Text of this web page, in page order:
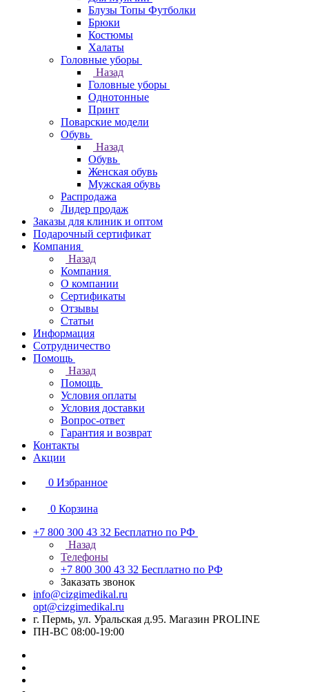
Блузы Топы Футболки
Брюки
Костюмы
Халаты
Головные уборы
Назад
Головные уборы
Однотонные
Принт
Поварские модели
Обувь
Назад
Обувь
Женская обувь
Мужская обувь
Распродажа
Лидер продаж
Заказы для клиник и оптом
Подарочный сертификат
Компания
Назад
Компания
О компании
Сертификаты
Отзывы
Статьи
Информация
Сотрудничество
Помощь
Назад
Помощь
Условия оплаты
Условия доставки
Вопрос-ответ
Гарантия и возврат
Контакты
Акции
0 Избранное
0 Корзина
+7 800 300 43 32 Бесплатно по РФ
Назад
Телефоны
+7 800 300 43 32 Бесплатно по РФ
Заказать звонок
info@cizgimedikal.ru
opt@cizgimedikal.ru
г. Пермь, ул. Уральская д.95. Магазин PROLINE
ПН-ВС 08:00-19:00